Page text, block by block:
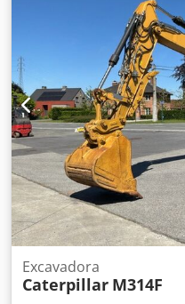
Marcado CE: sí Estado
muy bueno Precio: A
CAT0908MAH8803391 =
3ª válvula - Cabina
Excavadora
Caterpillar M314F